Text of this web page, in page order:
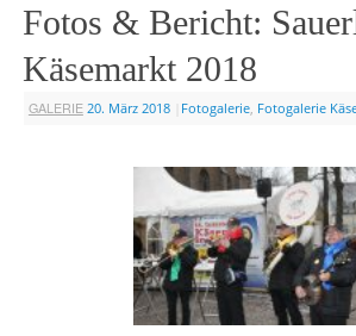
Fotos & Bericht:
Käsemarkt 2018
GALERIE 20. März 2018 Fotogalerie, Fotogalerie